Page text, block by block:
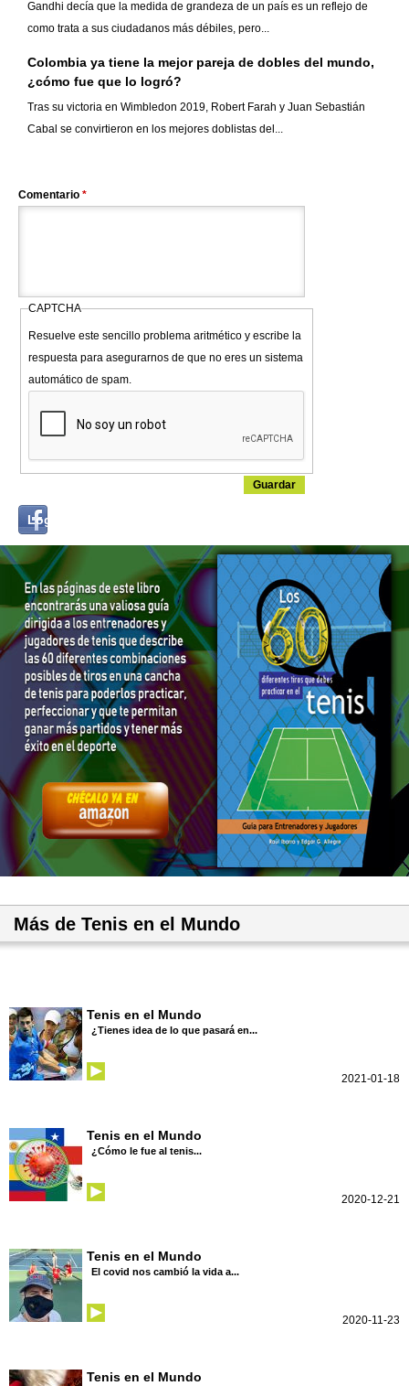
Gandhi decía que la medida de grandeza de un país es un reflejo de
como trata a sus ciudadanos más débiles, pero...
Colombia ya tiene la mejor pareja de dobles del mundo,
¿cómo fue que lo logró?
Tras su victoria en Wimbledon 2019, Robert Farah y Juan Sebastián
Cabal se convirtieron en los mejores doblistas del...
Comentario *
CAPTCHA
Resuelve este sencillo problema aritmético y escribe la
respuesta para asegurarnos de que no eres un sistema
automático de spam.
Log in with...
Más de Tenis en el Mundo
Tenis en el Mundo
¿Tienes idea de lo que pasará en...
2021-01-18
Tenis en el Mundo
¿Cómo le fue al tenis...
2020-12-21
Tenis en el Mundo
El covid nos cambió la vida a...
2020-11-23
Tenis en el Mundo